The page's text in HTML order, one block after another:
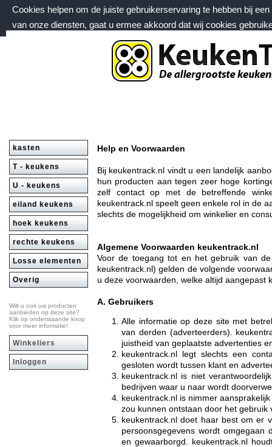
Cookies helpen om de juiste gebruikerservaring te hebben bij
van onze diensten, gaat u ermee akkoord dat wij cookies
vrijdag 7 augustus 2026, 01:33 uur
Welkom bij keukentrack.nl
kasten
T - keukens
U - keukens
eiland keukens
hoek keukens
rechte keukens
Losse elementen
Overig
Wilt u ook uw producten
aanbieden op deze site?
Klik op onderstaande knop
voor meer informatie!
Winkeliers
Inloggen
Help en Voorwaarden
Bij keukentrack.nl vindt u een landelijk
hun producten aan tegen zeer hoge
zelf contact op met de betreffende
keukentrack.nl speelt geen enkele rol in de
slechts de mogelijkheid om winkelier en
Algemene Voorwaarden keukentrack.nl
Voor de toegang tot en het gebruik van
keukentrack.nl) gelden de volgende
u deze voorwaarden, welke altijd aangepast
A. Gebruikers
Alle informatie op deze site met
van derden (adverteerders).
juistheid van geplaatste advertenties
keukentrack.nl legt slechts een
gesloten wordt tussen klant en
keukentrack.nl is niet
bedrijven waar u naar wordt
keukentrack.nl is nimmer
zou kunnen ontstaan door het gebruik
keukentrack.nl doet haar best om er
persoonsgegevens wordt omgegaan
en gewaarborgd. keukentrack.nl